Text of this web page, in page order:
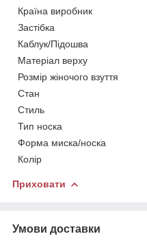
Країна виробник
Застібка
Каблук/Підошва
Матеріал верху
Розмір жіночого взуття
Стан
Стиль
Тип носка
Форма миска/носка
Колір
Приховати
Умови доставки